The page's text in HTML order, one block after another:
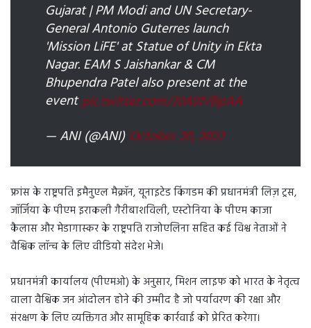
Gujarat | PM Modi and UN Secretary-
General Antonio Guterres launch
'Mission LiFE' at Statue of Unity in Ekta
Nagar. EAM S Jaishankar & CM
Bhupendra Patel also present at the
eventpic.twitter.com/J0A9lVBpAA
— ANI (@ANI) October 20, 2022
फ्रांस के राष्ट्रपति इमैनुएल मैक्रॉन, यूनाइटेड किंगडम की प्रधानमंत्री लिज़ ट्रस,
जॉर्जिया के पीएम इराकली गैरीबाशविली, एस्टोनिया के पीएम काजा
कैलास और मेडागास्कर के राष्ट्रपति राजोएलिना सहित कई विश्व नेताओं ने
वैश्विक लॉन्च के लिए वीडियो संदेश भेजे।
प्रधानमंत्री कार्यालय (पीएमओ) के अनुसार, मिशन लाइफ को भारत के नेतृत्व
वाला वैश्विक जन आंदोलन होने की उम्मीद है जो पर्यावरण की रक्षा और
संरक्षण के लिए व्यक्तिगत और सामूहिक कार्रवाई को प्रेरित करेगा।